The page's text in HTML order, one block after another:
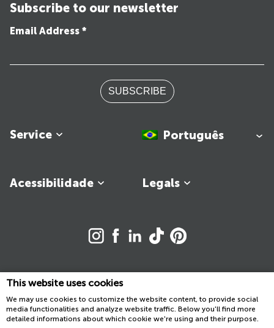
This website uses cookies
We may use cookies to customize the website content, to provide social
media functionalities and analyze website traffic. Below you'll find more
detailed informations about which cookie we're using and their purpose.
Service
Legals
Acessibilidade
Subscribe to our newsletter
Email Address *
SUBSCRIBE
Português
© 2026 JO&JOE. All rights reserved. Member of ALL.